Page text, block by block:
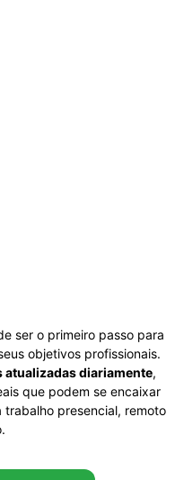
ser o primeiro passo para
objetivos profissionais.
atualizadas diariamente,
que podem se encaixar
presencial, remoto